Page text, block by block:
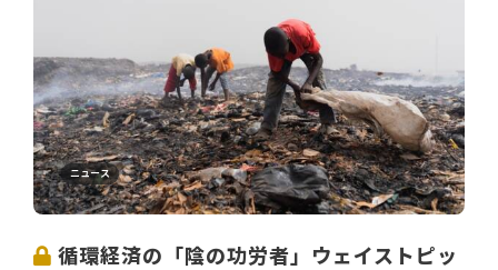
ニュース
循環経済の「陰の功労者」ウェイストピッ